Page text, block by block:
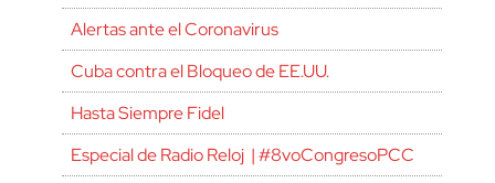
Alertas ante el Coronavirus
Cuba contra el Bloqueo de EE.UU.
Hasta Siempre Fidel
Especial de Radio Reloj | #8voCongresoPCC